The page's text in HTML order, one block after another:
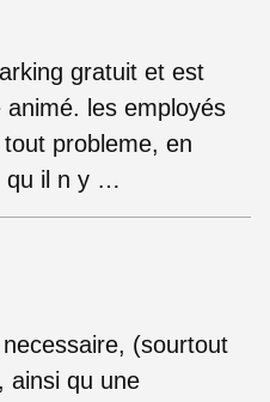
gratuit et est
les employés
probleme, en
qu il n y …
(sourtout
ainsi qu une